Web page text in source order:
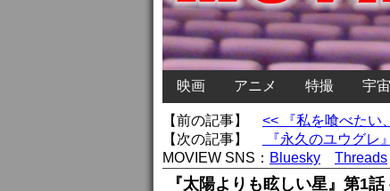
映画 アニメ 特撮 宇
【前の記事】 << 『私を喰べたい
【次の記事】
『永久のユウグレ
MOVIEW SNS： Bluesky Threads
『太陽よりも眩しい星』第1